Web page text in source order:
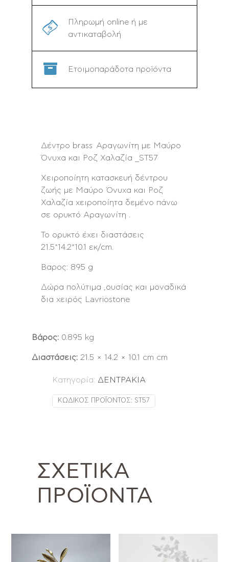
Πληρωμή online ή με
αντικαταβολή
Ετοιμοπαράδοτα προϊόντα
Δέντρο brass Αραγωνίτη με Μαύρο
Όνυχα και Ροζ Χαλαζία _ST57
Χειροποίητη κατασκευή δέντρου
ζωής με Μαύρο Όνυχα και Ροζ
Χαλαζία χειροποίητα δεμένο πάνω
σε ορυκτό Αραγωνίτη .
Το ορυκτό έχει διαστάσεις
21.5*14.2*10.1 εκ/cm.
Βαρος: 895 g
Δώρα πολύτιμα ,ουσίας και μοναδικά
δια χειρός Lavriostone
Βάρος: 0.895 kg
Διαστάσεις: 21.5 × 14.2 × 10.1 cm cm
Κατηγορία: ΔΕΝΤΡΑΚΙΑ
ΚΩΔΙΚΌΣ ΠΡΟΪΌΝΤΟΣ: ST57
ΣΧΕΤΙΚΆ
ΠΡΟΪΌΝΤΑ